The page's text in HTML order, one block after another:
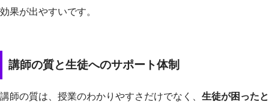
効果が出やすいです。
講師の質と生徒へのサポート体制
講師の質は、授業のわかりやすさだけでなく、 生徒が困ったと